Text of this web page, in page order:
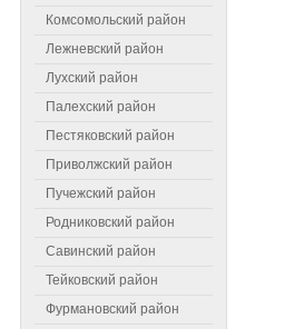
Комсомольский район
Лежневский район
Лухский район
Палехский район
Пестяковский район
Приволжский район
Пучежский район
Родниковский район
Савинский район
Тейковский район
Фурмановский район
Самое читаемое